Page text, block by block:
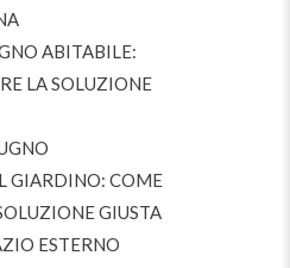
ABITABILE:
LA SOLUZIONE
GIARDINO: COME
GIUSTA
ESTERNO